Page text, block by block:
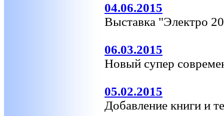
04.06.2015
Выставка "Электро
06.03.2015
Новый супер
05.02.2015
Добавление книги и